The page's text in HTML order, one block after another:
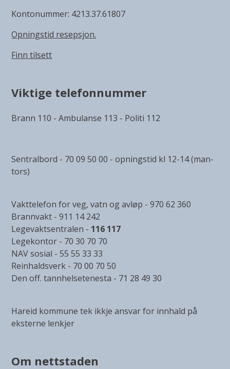
Kontonummer: 4213.37.61807
Opningstid resepsjon.
Finn tilsett
Viktige telefonnummer
Brann 110 - Ambulanse 113 - Politi 112
Sentralbord - 70 09 50 00 - opningstid kl 12-14 (man-
tors)
Vakttelefon for veg, vatn og avløp - 970 62 360
Brannvakt - 911 14 242
Legevaktsentralen - 116 117
Legekontor - 70 30 70 70
NAV sosial - 55 55 33 33
Reinhaldsverk - 70 00 70 50
Den off. tannhelsetenesta - 71 28 49 30
Hareid kommune tek ikkje ansvar for innhald på
eksterne lenkjer
Om nettstaden